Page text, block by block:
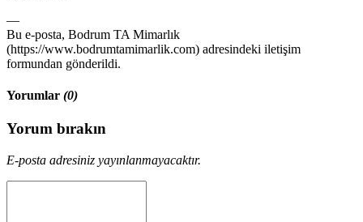
—
Bu e-posta, Bodrum TA Mimarlık
(https://www.bodrumtamimarlik.com) adresindeki iletişim
formundan gönderildi.
Yorumlar (0)
Yorum bırakın
E-posta adresiniz yayınlanmayacaktır.